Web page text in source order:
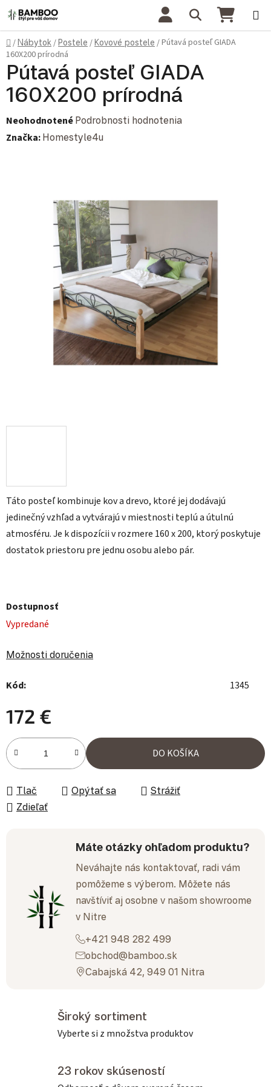
Prejsť na obsah Hľadať
Domov
/Nábytok /Postele /Kovové postele /Pútavá posteľ GIADA
160X200 prírodná
Táto posteľ kombinuje kov a drevo, ktoré jej dodávajú
jedinečný vzhľad a vytvárajú v miestnosti teplú a útulnú
atmosféru. Je k dispozícii v rozmere 160 x 200, ktorý poskytuje
dostatok priestoru pre jednu osobu alebo pár.
Dostupnosť
Vypredané
Možnosti doručenia
Kód: 1345
172 €
Jednotková cena:
DO KOŠÍKA
Tlač Opýtať sa
Strážiť
Zdieľať
Máte otázky ohľadom produktu?
Neváhajte nás kontaktovať, radi vám
pomôžeme s výberom. Môžete nás
navštíviť aj osobne v našom showroome
v Nitre
+421 948 282 499
obchod@bamboo.sk
Cabajská 42, 949 01 Nitra
Pútavá posteľ GIADA
160X200 prírodná
Priemerné hodnotenie produktu je 0,0 z 5 hviezdičiek.
Neohodnotené Podrobnosti hodnotenia
Značka: Homestyle4u
Široký sortiment
Vyberte si z množstva produktov
23 rokov skúseností